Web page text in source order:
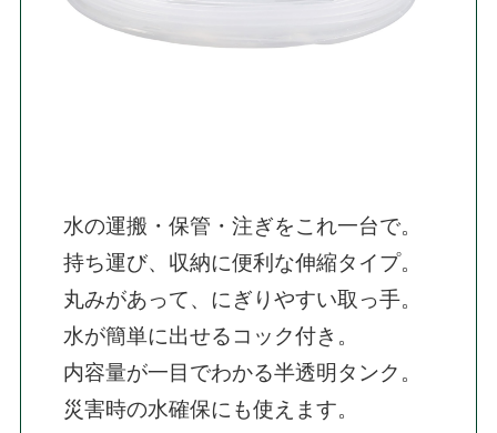
水の運搬・保管・注ぎをこれ一台で。
持ち運び、収納に便利な伸縮タイプ。
丸みがあって、にぎりやすい取っ手。
水が簡単に出せるコック付き。
内容量が一目でわかる半透明タンク。
災害時の水確保にも使えます。